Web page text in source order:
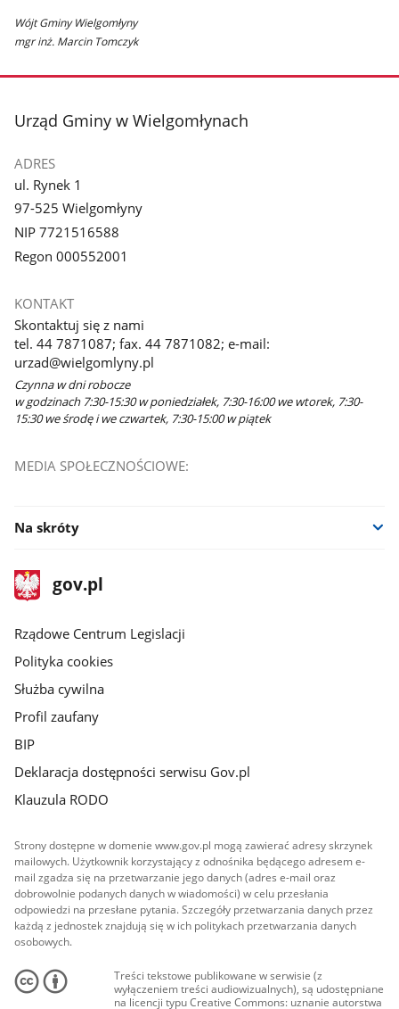
Wójt Gminy Wielgomłyny
mgr inż. Marcin Tomczyk
stopka
Urząd Gminy w Wielgomłynach
ADRES
ul. Rynek 1
97-525 Wielgomłyny
NIP 7721516588
Regon 000552001
KONTAKT
Skontaktuj się z nami
tel. 44 7871087; fax. 44 7871082; e-mail:
urzad@wielgomlyny.pl
Czynna w dni robocze
w godzinach 7:30-15:30 w poniedziałek, 7:30-16:00 we wtorek, 7:30-
15:30 we środę i we czwartek, 7:30-15:00 w piątek
MEDIA SPOŁECZNOŚCIOWE:
Na skróty
stopka
gov.plStrona
gov.pl
Rządowe Centrum Legislacji
Polityka cookies
Służba cywilna
Profil zaufany
BIP
Deklaracja dostępności serwisu Gov.pl
Klauzula RODO
Strony dostępne w domenie www.gov.pl mogą zawierać adresy skrzynek
mailowych. Użytkownik korzystający z odnośnika będącego adresem e-
mail zgadza się na przetwarzanie jego danych (adres e-mail oraz
dobrowolnie podanych danych w wiadomości) w celu przesłania
odpowiedzi na przesłane pytania. Szczegóły przetwarzania danych przez
każdą z jednostek znajdują się w ich politykach przetwarzania danych
osobowych.
Treści tekstowe publikowane w serwisie (z
wyłączeniem treści audiowizualnych), są udostępniane
na licencji typu Creative Commons: uznanie autorstwa